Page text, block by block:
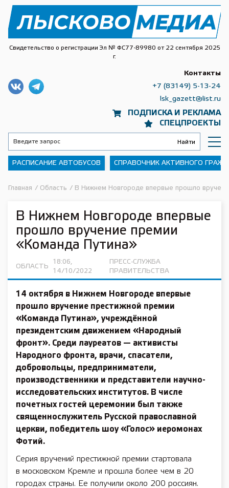
Свидетельство о регистрации Эл № ФС77-89980 от 22 сентября 2025
г.
ПОДПИСКА И РЕКЛАМА
СПЕЦПРОЕКТЫ
Контакты
+7 (83149) 5-13-24
lsk_gazett@list.ru
РАСПИСАНИЕ АВТОБУСОВ СПРАВОЧНИК АКТИВНОГО
Главная / Область / В Нижнем Новгороде впервые прошло
В Нижнем Новгороде впервые
прошло вручение премии
«Команда Путина»
ОБЛАСТЬ
18:06,
14/10/2022
ПРЕСС-СЛУЖБА
ПРАВИТЕЛЬСТВА
14 октября в Нижнем Новгороде впервые
прошло вручение престижной премии
«Команда Путина», учреждённой
президентским движением «Народный
фронт». Среди лауреатов — активисты
Народного фронта, врачи, спасатели,
добровольцы, предприниматели,
производственники и представители научно-
исследовательских институтов. В числе
почетных гостей церемонии был также
священнослужитель Русской православной
церкви, победитель шоу «Голос» иеромонах
Фотий.
Серия вручений престижной премии стартовала
в московском Кремле и прошла более чем в 20
городах страны. Ее получили около 200 россиян.